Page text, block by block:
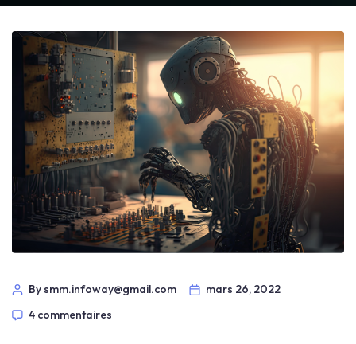
By smm.infoway@gmail.com
mars 26, 2022
4 commentaires